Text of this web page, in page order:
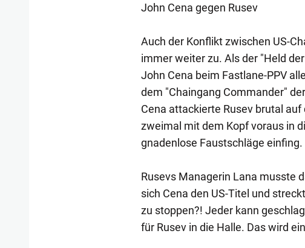
John Cena gegen Rusev
Auch der Konflikt zwischen US-
immer weiter zu. Als der "Held
John Cena beim Fastlane-PPV
dem "Chaingang Commander"
Cena attackierte Rusev brutal
zweimal mit dem Kopf voraus in
gnadenlose Faustschläge einfing.
Rusevs Managerin Lana musste
sich Cena den US-Titel und
zu stoppen?! Jeder kann
für Rusev in die Halle. Das wird